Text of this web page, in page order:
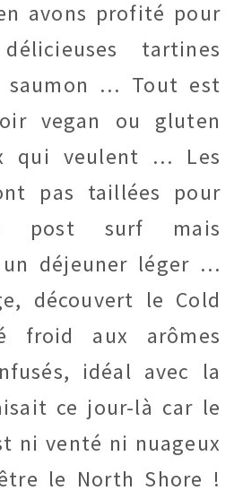
avons profité pour
tartines
saumon … Tout est
vegan ou gluten
qui veulent … Les
pas taillées pour
post surf mais
déjeuner léger …
découvert le Cold
froid aux arômes
idéal avec la
ce jour-là car le
ni venté ni nuageux
le North Shore !